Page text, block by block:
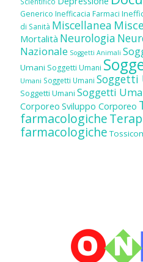
Generico Inefficacia Farmaci
di Sanità Miscellanea
Mortalità Neurologia
Nazionale Soggetti Animali
Umani Soggetti Umani
Umani Soggetti Umani Soggetti
Soggetti Umani Soggetti
Corporeo Sviluppo Corporeo
farmacologiche
farmacologiche